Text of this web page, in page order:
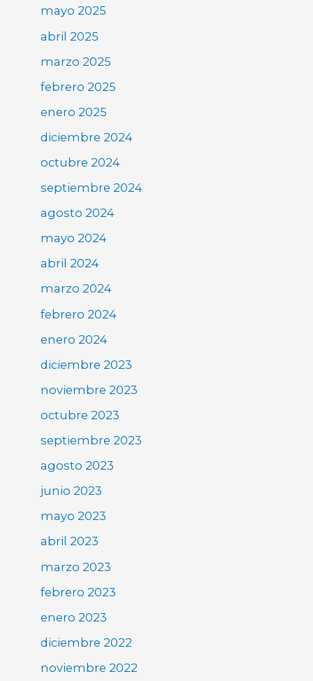
mayo 2025
abril 2025
marzo 2025
febrero 2025
enero 2025
diciembre 2024
octubre 2024
septiembre 2024
agosto 2024
mayo 2024
abril 2024
marzo 2024
febrero 2024
enero 2024
diciembre 2023
noviembre 2023
octubre 2023
septiembre 2023
agosto 2023
junio 2023
mayo 2023
abril 2023
marzo 2023
febrero 2023
enero 2023
diciembre 2022
noviembre 2022